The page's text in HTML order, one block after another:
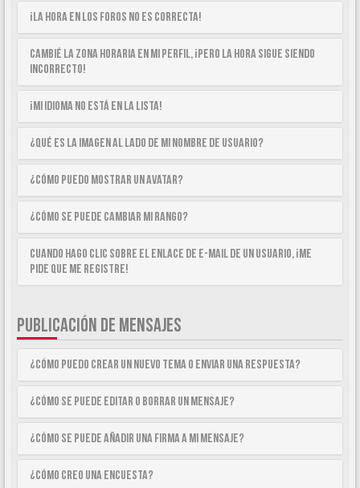
¡La hora en los foros no es correcta!
Cambié la zona horaria en mi perfil, ¡pero la hora sigue siendo
incorrecto!
¡Mi idioma no está en la lista!
¿Qué es la imagen al lado de mi nombre de usuario?
¿Cómo puedo mostrar un avatar?
¿Cómo se puede cambiar mi rango?
Cuando hago clic sobre el enlace de e-mail de un usuario, ¡me
pide que me registre!
PUBLICACIÓN DE MENSAJES
¿Cómo puedo crear un nuevo tema o enviar una respuesta?
¿Cómo se puede editar o borrar un mensaje?
¿Cómo se puede añadir una firma a mi mensaje?
¿Cómo creo una encuesta?